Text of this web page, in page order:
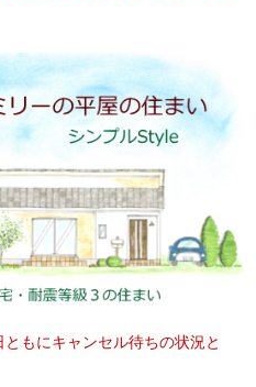
もにキャンセル待ちの状況と